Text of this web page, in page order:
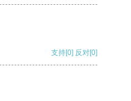
支持[0] 反对[0]